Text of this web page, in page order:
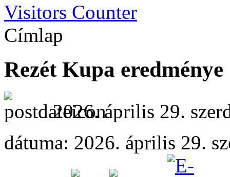
Visitors Counter
Címlap
Rezét Kupa eredménye
2026. április 29.
dátuma: 2026. április 29.